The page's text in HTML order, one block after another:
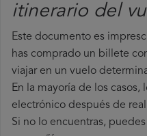
itinerario del
Este documento es
has comprado un billete
viajar en un vuelo
En la mayoría de los casos,
electrónico después de
Si no lo encuentras,